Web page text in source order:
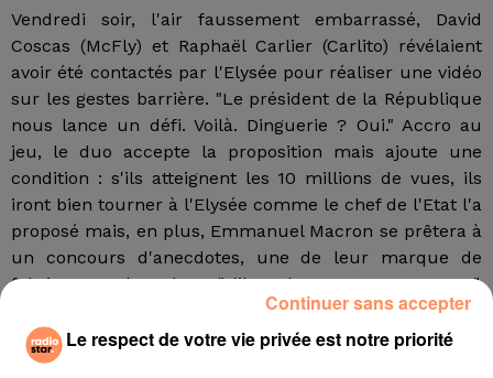
Vendredi soir, l'air faussement embarrassé, David
Coscas (McFly) et Raphaël Carlier (Carlito) révélaient
avoir été contactés par l'Elysée pour réaliser une vidéo
sur les gestes barrière. "Le président de la République
nous lance un défi. Voilà. Dinguerie ? Oui." Accro au
jeu, le duo accepte la proposition mais ajoute une
condition : s'ils atteignent les 10 millions de vues, ils
iront bien tourner à l'Elysée comme le chef de l'Etat l'a
proposé mais, en plus, Emmanuel Macron se prêtera à
un concours d'anecdotes, une de leur marque de
fabrique sur le Web. Et "s'il perd, Manu aura un gage",
annoncent les youtubeurs, réjouis.
Mis en ligne dimanche à 10 heures, le clip cartonne
Le respect de votre vie privée est notre priorité
Continuer sans accepter